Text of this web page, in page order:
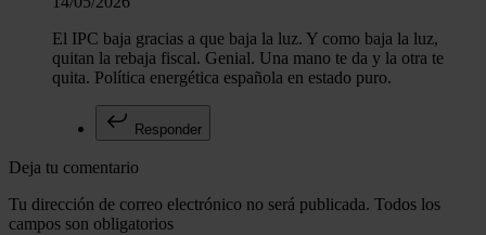
El IPC baja gracias a que baja la luz. Y como baja la luz,
quitan la rebaja fiscal. Genial. Una mano te da y la otra te
quita. Política energética española en estado puro.
Responder
Deja tu comentario
Tu dirección de correo electrónico no será publicada. Todos los
campos son obligatorios